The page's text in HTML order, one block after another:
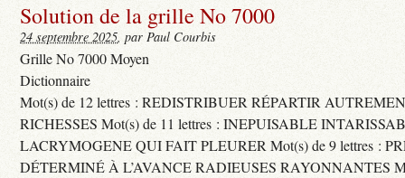
Solution de la grille No 7000
24 septembre 2025, par Paul Courbis
Grille No 7000 Moyen
Dictionnaire
Mot(s) de 12 lettres : REDISTRIBUER RÉPARTIR
RICHESSES Mot(s) de 11 lettres : INEPUISABLE
LACRYMOGENE QUI FAIT PLEURER Mot(s) de 9 lettres :
DÉTERMINÉ À L’AVANCE RADIEUSES RAYONNANTES